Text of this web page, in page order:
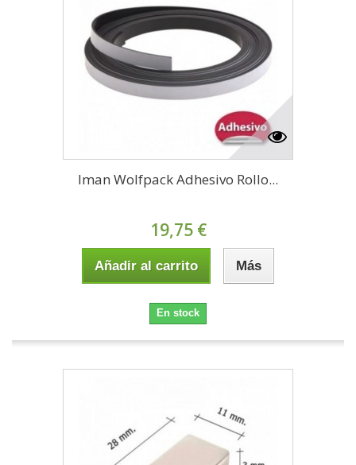
Iman Wolfpack Adhesivo Rollo...
19,75 €
Añadir al carrito Más
En stock